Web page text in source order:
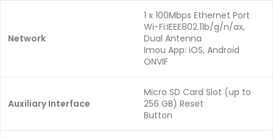
Network
1 x 100Mbps Ethernet Port
Wi-Fi:IEEE802.11b/g/n/ax,
Dual Antenna
Imou App: iOS, Android
ONVIF
Auxiliary Interface
Micro SD Card Slot (up to
256 GB) Reset
Button